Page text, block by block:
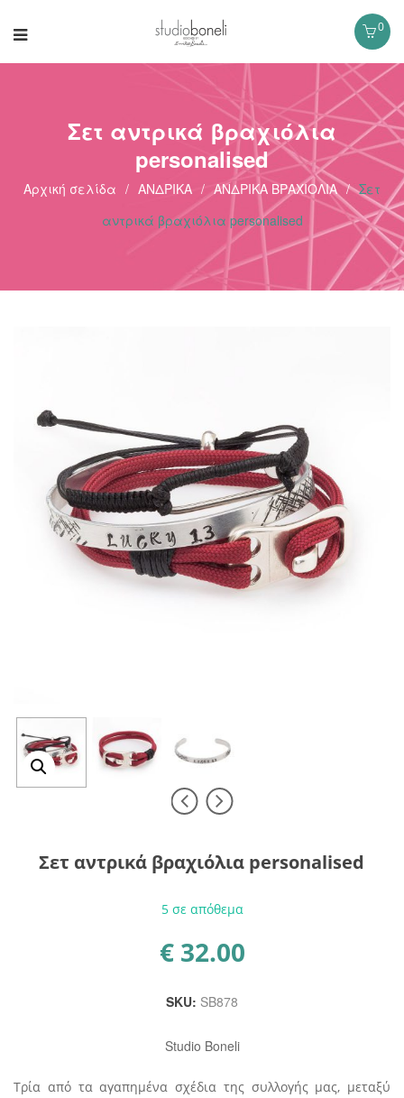
0
Σετ αντρικά βραχιόλια
personalised
Αρχική σελίδα / ΑΝΔΡΙΚΑ / ΑΝΔΡΙΚΑ ΒΡΑΧΙΟΛΙΑ / Σετ
αντρικά βραχιόλια personalised
Σετ αντρικά βραχιόλια personalised
5 σε απόθεμα
€32.00
SKU: SB878
Studio Boneli
Τρία από τα αγαπημένα σχέδια της συλλογής μας, μεταξύ